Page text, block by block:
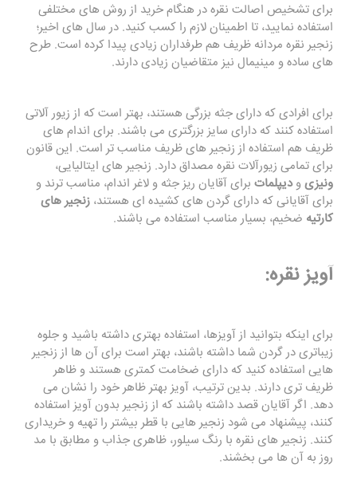
برای تشخیص اصالت نقره در هنگام خرید از روش های مختلفی
استفاده نمایید، تا اطمینان لازم را کسب کنید. در سال های اخیر؛
زنجیر نقره مردانه ظریف هم طرفداران زیادی پیدا کرده است. طرح
های ساده و مینیمال نیز متقاضیان زیادی دارند.
برای افرادی که دارای جثه بزرگی هستند، بهتر است که از زیور آلاتی
استفاده کنند که دارای سایز بزرگتری می باشند. برای اندام های
ظریف هم استفاده از زنجیر های ظریف مناسب تر است. این قانون
برای تمامی زیورآلات نقره مصداق دارد. زنجیر های ایتالیایی،
ونیزیودیپلمات برای آقایان ریز جثه و لاغر اندام، مناسب ترند و
برای آقایانی که دارای گردن های کشیده ای هستند، زنجیر های
کارتیه ضخیم، بسیار مناسب استفاده می باشند.
آویز نقره:
برای اینکه بتوانید از آویزها، استفاده بهتری داشته باشید و جلوه
زیباتری در گردن شما داشته باشند، بهتر است برای آن ها از زنجیر
هایی استفاده کنید که دارای ضخامت کمتری هستند و ظاهر
ظریف تری دارند. بدین ترتیب، آویز بهتر ظاهر خود را نشان می
دهد. اگر آقایان قصد داشته باشند که از زنجیر بدون آویز استفاده
کنند، پیشنهاد می شود زنجیر هایی با قطر بیشتر را تهیه و خریداری
کنند. زنجیر های نقره با رنگ سیلور، ظاهری جذاب و مطابق با مد
روز به آن ها می بخشند.